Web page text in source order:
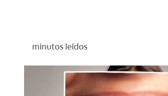
minutos leídos